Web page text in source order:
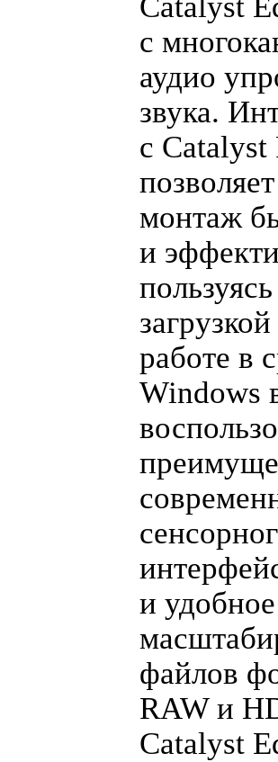
с
аудио
звука.
с Catalyst
монтаж
и
работе в
Windows
и удобное
файлов
RAW и
Catalyst